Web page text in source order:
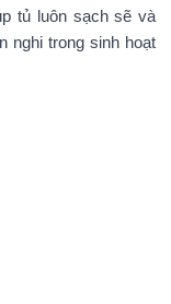
tủ luôn sạch sẽ và
nghi trong sinh hoạt